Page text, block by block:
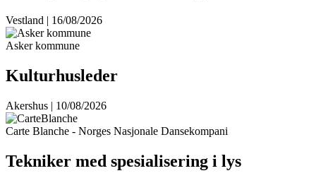
Vestland | 16/08/2026
Asker kommune
Kulturhusleder
Akershus | 10/08/2026
Carte Blanche - Norges Nasjonale Dansekompani
Tekniker med spesialisering i lys